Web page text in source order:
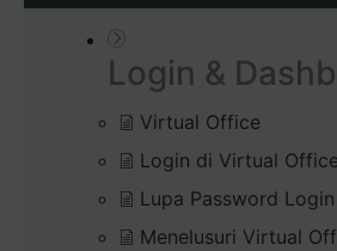
Login &
Virtual Office
Login di Virtual
Lupa Password Login
Menelusuri Virtual